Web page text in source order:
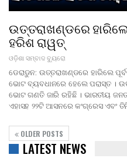
ଉତ୍ତରାଖଣ୍ଡରେ
ହରିଶ ରାୱତ୍
ଓଡ଼ିଶା ସମ୍ବାଦ ବ୍ୟୁରୋ
ଡେରାଡୁନ: ଉତ୍ତରାଖଣ୍ଡରେ ହାରିଲେ
ଭୋଟ ବ୍ୟବଧାନରେ ହେଲେ ପରାସ୍ତ ।
ଭୋଟ ଗଣତି ଜାରି ରହିଛି । ଭାରତୀୟ
ଏହାସହ ୨୨ଟି ଆସନରେ କଂଗ୍ରେସ ଏବଂ
OLDER POSTS
LATEST NEWS